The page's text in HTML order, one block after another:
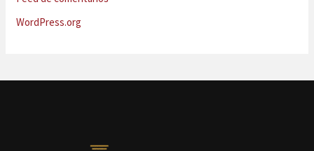
WordPress.org